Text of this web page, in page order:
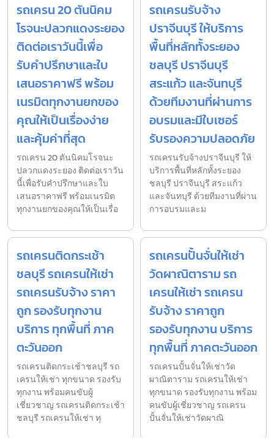
รถเครน 20 ตันนิคม
โรจนะปลวกแดงระยอง
ติดต่อเราวันนี้เพื่อ
รับคำปรึกษาและใบ
เสนอราคาฟรี พร้อม
เนรมิตทุกงานยกของ
คุณให้เป็นเรื่องง่าย
และคุ้มค่าที่สุด
รถเครน 20 ตันนิคมโรจนะ
ปลวกแดงระยอง ติดต่อเราวัน
นี้เพื่อรับคำปรึกษาและใบ
เสนอราคาฟรี พร้อมเนรมิต
ทุกงานยกของคุณให้เป็นเรื่อ
รถเครนรับจ้าง
ปราจีนบุรี ให้บริการ
พื้นที่หลักทั้งระยอง
ชลบุรี ปราจีนบุรี
สระแก้ว และจันทบุรี
ด้วยทีมงานที่ผ่านการ
อบรมและมีใบเซอร์
รับรองความปลอดภัย
รถเครนรับจ้างปราจีนบุรี ให้
บริการพื้นที่หลักทั้งระยอง
ชลบุรี ปราจีนบุรี สระแก้ว
และจันทบุรี ด้วยทีมงานที่ผ่าน
การอบรมและม
รถเครนติดกระเช้า
ชลบุรี รถเครนให้เช่า
รถเครนรับจ้าง ราคา
ถูก รองรับทุกงาน
บริการ ทุกพื้นที่ ภาค
ตะวันออก
รถเครนติดกระเช้าชลบุรี รถ
เครนให้เช่า ทุกขนาด รองรับ
ทุกงาน พร้อมคนขับผู้
เชี่ยวชาญ รถเครนติดกระเช้า
ชลบุรี รถเครนให้เช่า ทุ
รถเครนปั้นจั่นให้เช่า
วัดผาณิตาราม รถ
เครนให้เช่า รถเครน
รับจ้าง ราคาถูก
รองรับทุกงาน บริการ
ทุกพื้นที่ ภาคตะวันออก
รถเครนปั้นจั่นให้เช่าวัด
ผาณิตาราม รถเครนให้เช่า
ทุกขนาด รองรับทุกงาน พร้อม
คนขับผู้เชี่ยวชาญ รถเครน
ปั้นจั่นให้เช่าวัดผาณิ